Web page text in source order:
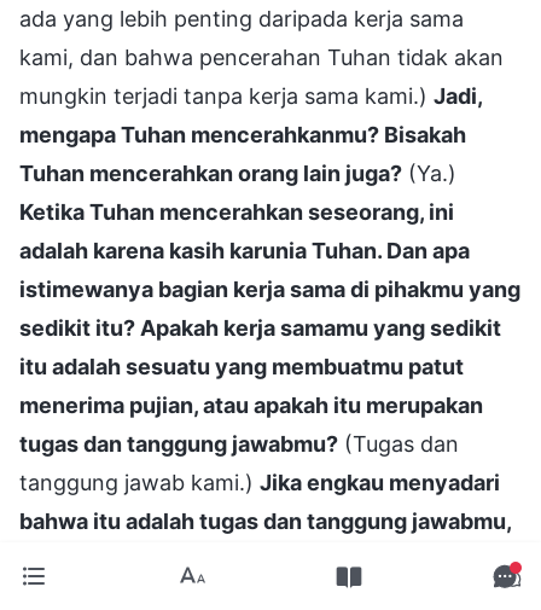
ada yang lebih penting daripada kerja sama
kami, dan bahwa pencerahan Tuhan tidak akan
mungkin terjadi tanpa kerja sama kami.) Jadi,
mengapa Tuhan mencerahkanmu? Bisakah
Tuhan mencerahkan orang lain juga? (Ya.)
Ketika Tuhan mencerahkan seseorang, ini
adalah karena kasih karunia Tuhan. Dan apa
istimewanya bagian kerja sama di pihakmu yang
sedikit itu? Apakah kerja samamu yang sedikit
itu adalah sesuatu yang membuatmu patut
menerima pujian, atau apakah itu merupakan
tugas dan tanggung jawabmu? (Tugas dan
tanggung jawab kami.) Jika engkau menyadari
bahwa itu adalah tugas dan tanggung jawabmu,